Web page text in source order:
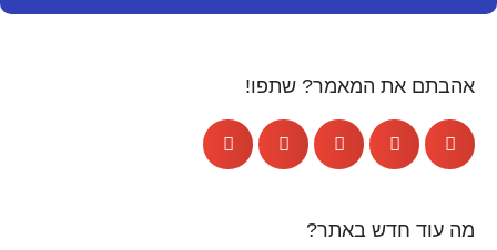
אהבתם את המאמר? שתפו!
מה עוד חדש באתר?